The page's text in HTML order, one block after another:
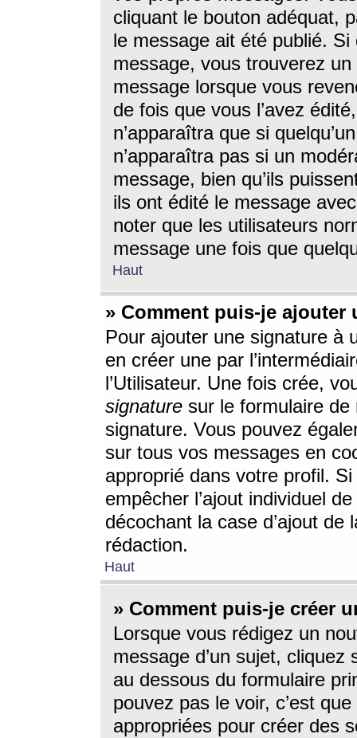
cliquant le bouton adéquat,
le message ait été publié. Si
message, vous trouverez
message lorsque vous
de fois que vous l’avez
n’apparaîtra que si
n’apparaîtra pas si un
message, bien qu’ils
ils ont édité le message
noter que les utilisateurs
message une fois que
Haut
» Comment puis-je ajouter
Pour ajouter une signature à
en créer une par
l’Utilisateur. Une fois crée,
signature sur le formulaire de
signature. Vous pouvez
sur tous vos messages en
approprié dans votre profil.
empêcher l’ajout individuel
décochant la case d’ajout
rédaction.
Haut
» Comment puis-je créer
Lorsque vous rédigez un
message d’un sujet, cliquez
au dessous du formulaire
pouvez pas le voir, c’est
appropriées pour créer des